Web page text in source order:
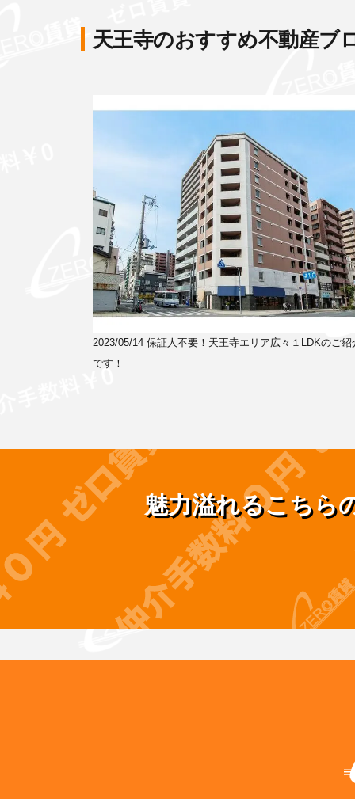
天王寺のおすすめ不動産ブ
2023/05/14 保証人不要！天王寺エリア広々１LDKのご紹
です！
魅力溢れるこちら